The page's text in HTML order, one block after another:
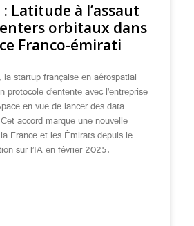
Latitude à l’assaut
orbitaux dans
Franco-émirati
startup française en aérospatial
d’entente avec l’entreprise
en vue de lancer des data
accord marque une nouvelle
France et les Émirats depuis le
sur l’IA en février 2025.